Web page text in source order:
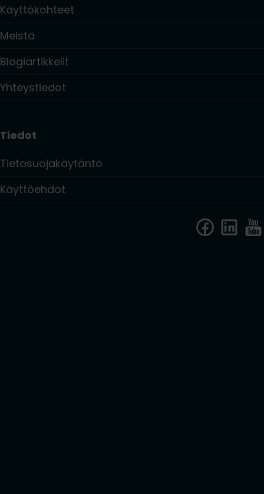
Käyttökohteet
Meistä
Blogiartikkelit
Yhteystiedot
Tiedot
Tietosuojakäytäntö
Käyttöehdot